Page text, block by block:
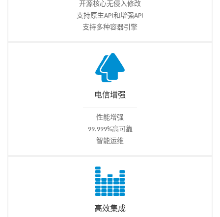
开源核心无侵入修改
支持原生API和增强API
支持多种容器引擎
电信增强
性能增强
99.999%高可靠
智能运维
高效集成